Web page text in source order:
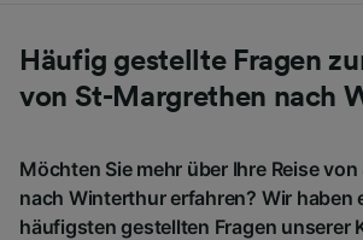
Häufig gestellte Fragen
von St-Margrethen nach
Möchten Sie mehr über Ihre Reise
nach Winterthur erfahren? Wir haben
häufigsten gestellten Fragen unserer